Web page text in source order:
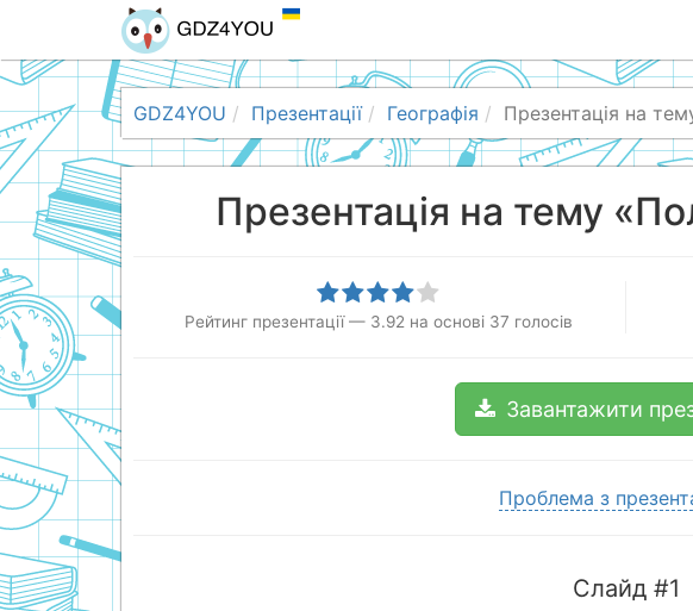
GDZ4YOU Презентації Географія Презентація на
Презентація на тему
Рейтинг презентації — 3.92 на основі 37 голосів
Завантажити
Проблема з
Слайд #1